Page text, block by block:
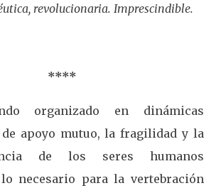
revolucionaria. Imprescindible.
****
organizado en dinámicas
apoyo mutuo, la fragilidad y la
de los seres humanos
necesario para la vertebración